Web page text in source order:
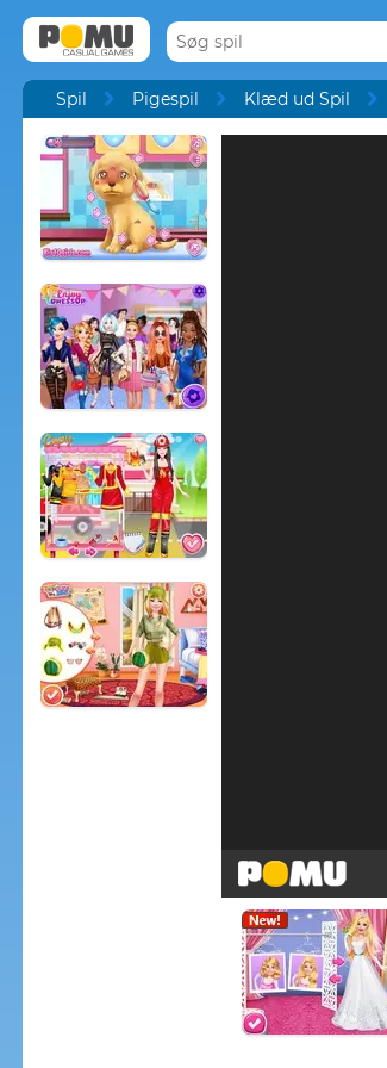
Spil Pigespil Klæd ud Spil